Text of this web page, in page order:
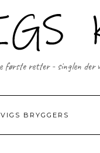
første retter - singlen der
BRYGGERS